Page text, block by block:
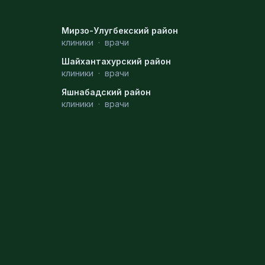
Мирзо-Улугбекский район
клиники · врачи
Шайхантахурский район
клиники · врачи
Яшнабадский район
клиники · врачи